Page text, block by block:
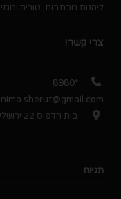
ליהנות מכתבות, טורים
צרי קשר!
*8980
בית הדפוס 22 ירושלים
תגיות